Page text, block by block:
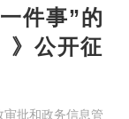
股票
品牌
件事”的
》公开征
批和政务信息管